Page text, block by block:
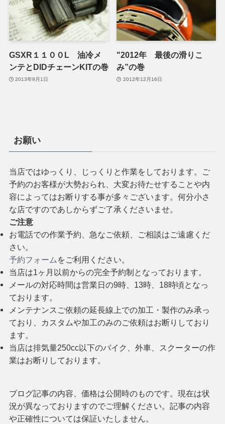
GSXR１１００L 油冷メ
ンテとDIDチェーンKITの巻
2013年9月1日
"2012年 最後の滑りこ
み”の巻
2012年12月16日
お願い
当店ではゆっくり、じっくりと作業をしております。ご
予約のお客様が大勢おられ、大変お待たせすることや内
容によってはお断りする事が多々ございます。何分小さ
な店ですのであしからずご了承くださいませ。
ご注意
お電話での作業予約、急なご依頼、ご相談はご遠慮くだ
さい。
予約フォーム をご利用ください。
当店は1ヶ月以前からの完全予約制となっております。
メールの対応時間は営業日の9時、13時、18時頃となっ
ております。
メンテナンスご依頼の延長線上での加工・製作のみ承っ
ており、カスタムや加工のみのご依頼はお断りしており
ます。
当店は排気量250cc以下のバイク、外車、スクーターの作
業はお断りしております。
ブログ記事の内容、価格は公開時のものです。現在は状
況が異なっておりますのでご理解ください。記事の内容
や正確性については保証いたしません。